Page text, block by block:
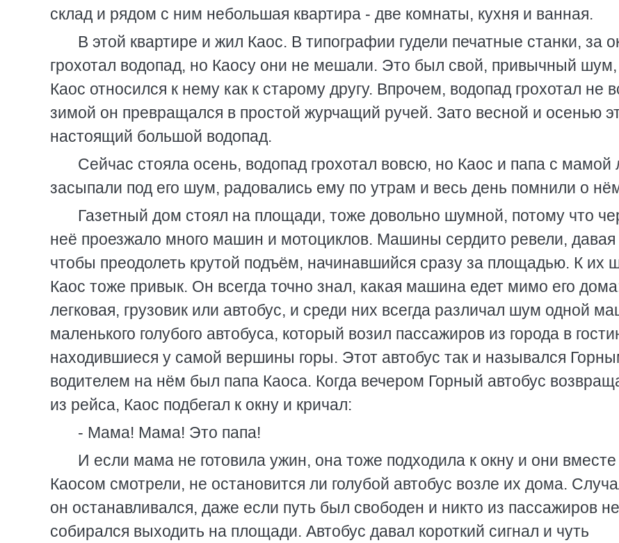
склад и рядом с ним небольшая квартира - две комнаты, кухня и ванная.
В этой квартире и жил Каос. В типографии гудели печатные станки, за
грохотал водопад, но Каосу они не мешали. Это был свой, привычный
Каос относился к нему как к старому другу. Впрочем, водопад грохотал не
зимой он превращался в простой журчащий ручей. Зато весной и осенью
настоящий большой водопад.
Сейчас стояла осень, водопад грохотал вовсю, но Каос и папа с мамой
засыпали под его шум, радовались ему по утрам и весь день помнили о
Газетный дом стоял на площади, тоже довольно шумной, потому что
неё проезжало много машин и мотоциклов. Машины сердито ревели, давая
чтобы преодолеть крутой подъём, начинавшийся сразу за площадью. К их
Каос тоже привык. Он всегда точно знал, какая машина едет мимо его
легковая, грузовик или автобус, и среди них всегда различал шум одной
маленького голубого автобуса, который возил пассажиров из города в
находившиеся у самой вершины горы. Этот автобус так и назывался
водителем на нём был папа Каоса. Когда вечером Горный автобус
из рейса, Каос подбегал к окну и кричал:
- Мама! Мама! Это папа!
И если мама не готовила ужин, она тоже подходила к окну и они вместе
Каосом смотрели, не остановится ли голубой автобус возле их дома.
он останавливался, даже если путь был свободен и никто из пассажиров не
собирался выходить на площади. Автобус давал короткий сигнал и чуть